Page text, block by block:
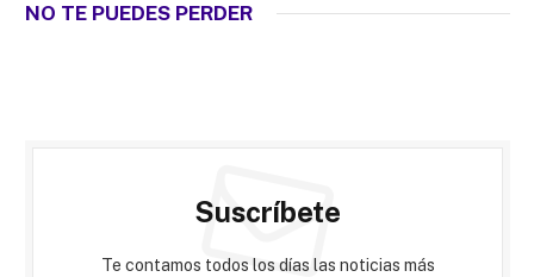
NO TE PUEDES PERDER
Suscríbete
Te contamos todos los días las noticias más